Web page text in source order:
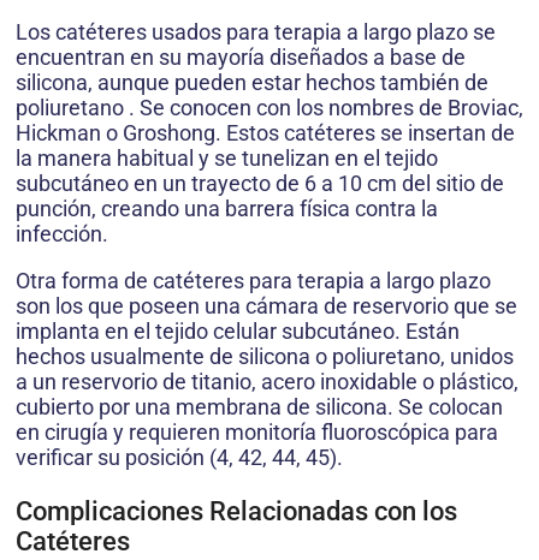
Los catéteres usados para terapia a largo plazo se
encuentran en su mayoría diseñados a base de
silicona, aunque pueden estar hechos también de
poliuretano . Se conocen con los nombres de Broviac,
Hickman o Groshong. Estos catéteres se insertan de
la manera habitual y se tunelizan en el tejido
subcutáneo en un trayecto de 6 a 10 cm del sitio de
punción, creando una barrera física contra la
infección.
Otra forma de catéteres para terapia a largo plazo
son los que poseen una cámara de reservorio que se
implanta en el tejido celular subcutáneo. Están
hechos usualmente de silicona o poliuretano, unidos
a un reservorio de titanio, acero inoxidable o plástico,
cubierto por una membrana de silicona. Se colocan
en cirugía y requieren monitoría fluoroscópica para
verificar su posición (4, 42, 44, 45).
Complicaciones Relacionadas con los
Catéteres